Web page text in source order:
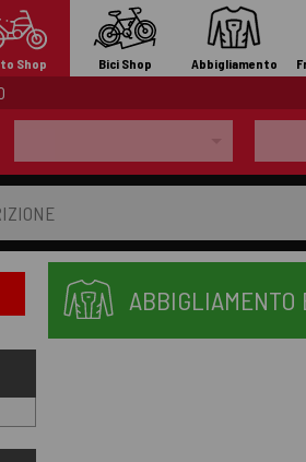
Shop Bici Shop Abbigliamento
ABBIGLIAMENTO